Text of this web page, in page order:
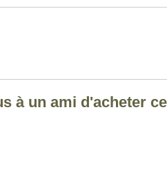
à un ami d'acheter